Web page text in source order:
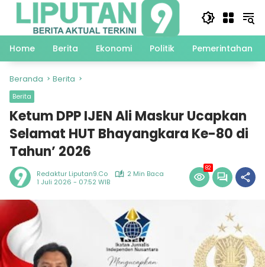
Langsung
Home
Berita Ekonomi Politik Pemerintahan
Beranda Berita
Berita
Ketum DPP IJEN Ali Maskur Ucapkan
Selamat HUT Bhayangkara Ke-80 di
Tahun’ 2026
Redaktur Liputan9.co
2 Min Baca
1 Juli 2026 - 07:52 WIB
82